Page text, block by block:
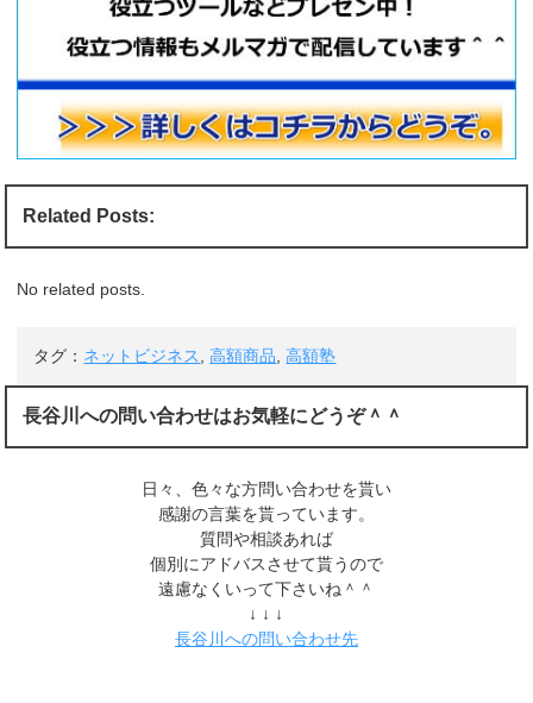
Related Posts:
No related posts.
タグ： ネットビジネス ,高額商品 ,高額塾
長谷川への問い合わせはお気軽にどうぞ＾＾
日々、色々な方問い合わせを貰い
感謝の言葉を貰っています。
質問や相談あれば
個別にアドバスさせて貰うので
遠慮なくいって下さいね＾＾
↓ ↓ ↓
長谷川への問い合わせ先